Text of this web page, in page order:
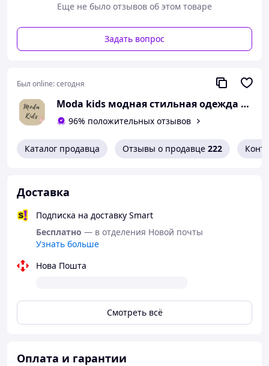
Еще не было отзывов об этом товаре
Задать вопрос
Был online:сегодня
Moda kids модная стильная одежда для детей и подростков
96% положительных отзывов
Каталог продавца Отзывы о продавце 222
Доставка
Подписка на доставку Smart
Бесплатно — в отделения Новой почты
Узнать больше
Нова Пошта
Смотреть всё
Оплата и гарантии